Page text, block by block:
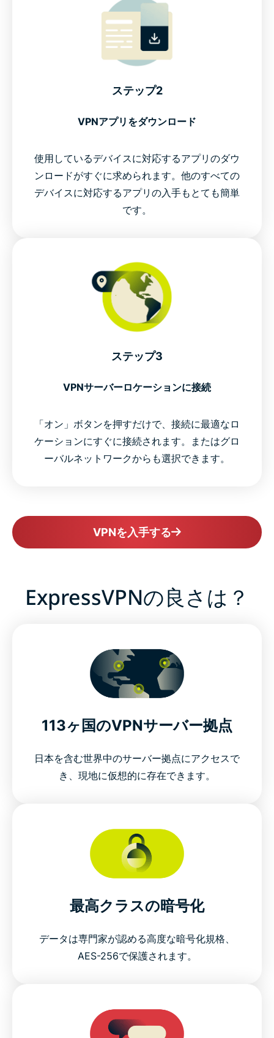
ステップ2
VPNアプリをダウンロード
使用しているデバイスに対応するアプリのダウ
ンロードがすぐに求められます。他のすべての
デバイスに対応するアプリの入手もとても簡単
です。
ステップ3
VPNサーバーロケーションに接続
「オン」ボタンを押すだけで、接続に最適なロ
ケーションにすぐに接続されます。またはグロ
ーバルネットワークからも選択できます。
VPNを入手する
ExpressVPNの良さは？
113ヶ国のVPNサーバー拠点
日本を含む世界中のサーバー拠点にアクセスで
き、現地に仮想的に存在できます。
最高クラスの暗号化
データは専門家が認める高度な暗号化規格、
AES-256で保護されます。